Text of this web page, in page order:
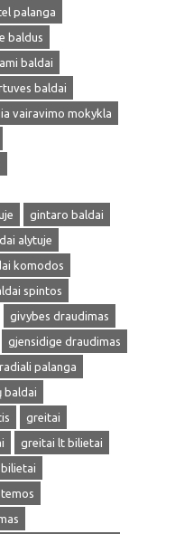
palanga
baldus
baldai
baldai
vairavimo mokykla
gintaro baldai
alytuje
komodos
spintos
givybes draudimas
gjensidige draudimas
palanga
baldai
greitai
greitai lt bilietai